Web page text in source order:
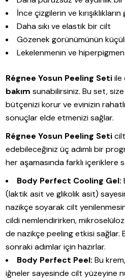
İnce çizgilerin ve
Daha sıkı ve elastik bir cilt
Gözenek görünümünün
Lekelenmenin ve
Régnee Yosun Peeling Setiile
bakım sunabilirsiniz. Bu set, size
bütçenizi korur ve evinizin
sonuçlar elde etmenizi sağlar.
Régnee Yosun Peeling Seti
edebileceğiniz üç adımlı bir
her aşamasında farklı içeriklere
Body Perfect Cooling Gel:
(laktik asit ve glikolik asit)
nazikçe soyarak cilt
cildi nemlendirirken,
de nazikçe peeling etkisi sağlar.
sonraki adımlar için hazırlar.
Body Perfect Peel: Bu
iğneler sayesinde cilt yüzeyine